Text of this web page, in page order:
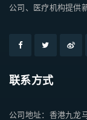
公司、医疗机构提供
联系方式
公司地址：香港九龙